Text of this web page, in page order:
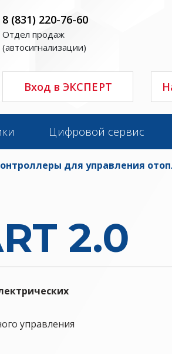
8 (831) 220-76-60
Отдел продаж
(автосигнализации)
Вход в ЭКСПЕРТ
Цифровой сервис
для управления
2.0
управления